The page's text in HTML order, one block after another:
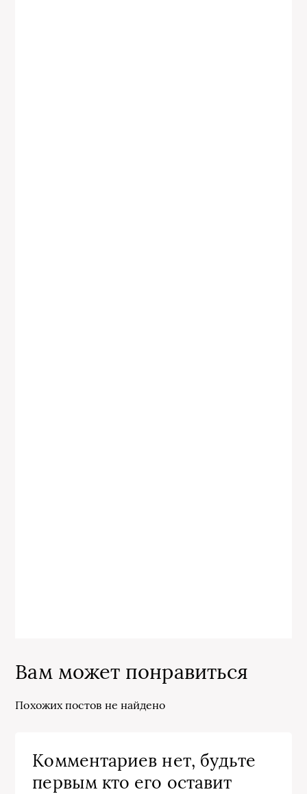
Вам может понравиться
Похожих постов не найдено
Комментариев нет, будьте
первым кто его оставит